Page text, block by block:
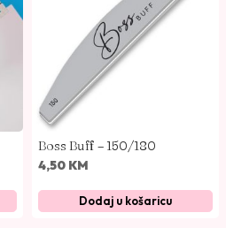
Boss Buff – 150/180
4,50 KM
Dodaj u košaricu